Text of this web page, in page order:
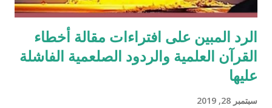
الرد المبين على افتراءات مقالة أخطاء
القرآن العلمية والردود الصلعمية الفاشلة
عليها
سبتمبر 28, 2019